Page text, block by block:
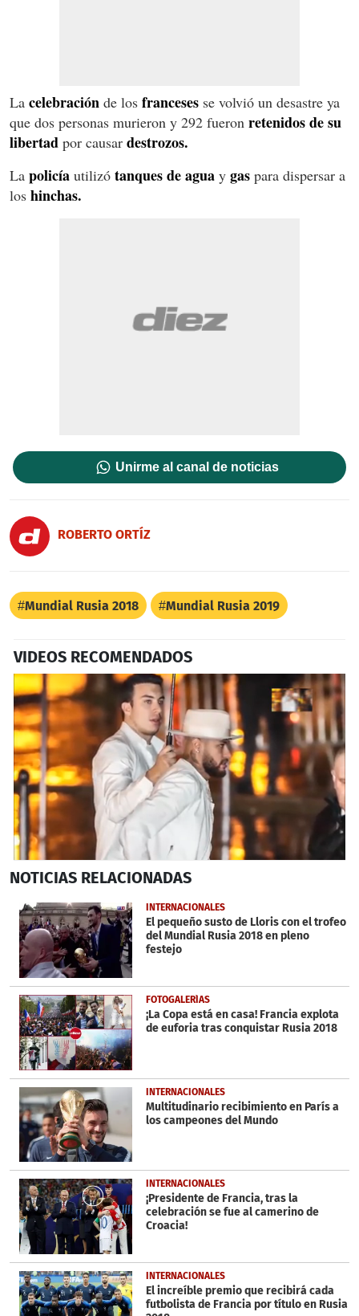
La celebración de los franceses se volvió un desastre ya
que dos personas murieron y 292 fueron retenidos de su
libertad por causar destrozos.
La policía utilizó tanques de agua y gas para dispersar a
los hinchas.
Unirme al canal de noticias
ROBERTO ORTÍZ
Mundial Rusia 2018 Mundial Rusia 2019
VIDEOS RECOMENDADOS
seconds
52
seconds
NOTICIAS RELACIONADAS
INTERNACIONALES
El pequeño susto de Lloris con el trofeo
del Mundial Rusia 2018 en pleno
festejo
FOTOGALERÍAS
¡La Copa está en casa! Francia explota
de euforia tras conquistar Rusia 2018
INTERNACIONALES
Multitudinario recibimiento en París a
los campeones del Mundo
INTERNACIONALES
¡Presidente de Francia, tras la
celebración se fue al camerino de
Croacia!
INTERNACIONALES
El increíble premio que recibirá cada
futbolista de Francia por título en Rusia